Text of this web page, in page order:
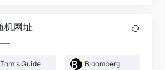
机网址
Tom's Guide Bloomberg